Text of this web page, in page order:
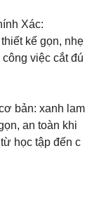
Xác:
kế gọn, nhẹ
việc cắt đú
bản: xanh lam
an toàn khi
học tập đến c